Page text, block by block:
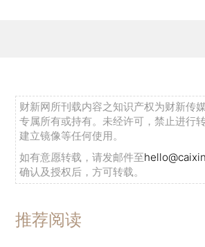
财新网所刊载内容之知识产权为财新传
专属所有或持有。未经许可，禁止进行
建立镜像等任何使用。
如有意愿转载，请发邮件至
确认及授权后，方可转载。
推荐阅读